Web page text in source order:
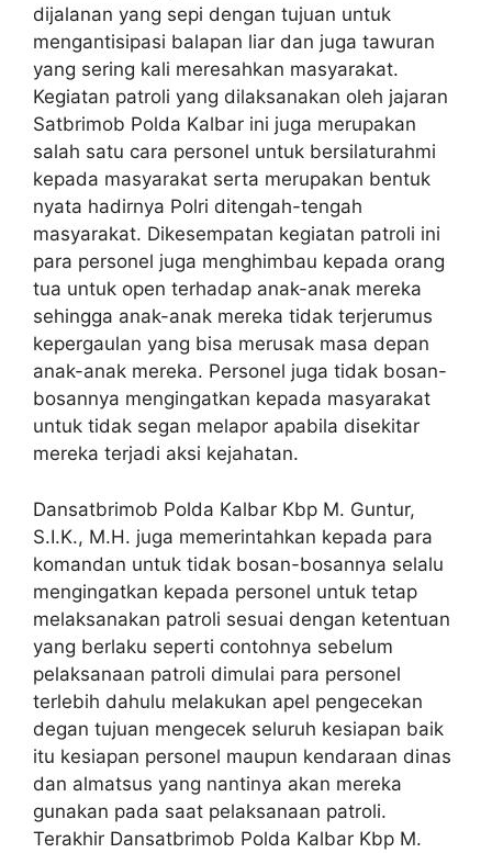
dijalanan yang sepi dengan tujuan untuk
mengantisipasi balapan liar dan juga tawuran
yang sering kali meresahkan masyarakat.
Kegiatan patroli yang dilaksanakan oleh jajaran
Satbrimob Polda Kalbar ini juga merupakan
salah satu cara personel untuk bersilaturahmi
kepada masyarakat serta merupakan bentuk
nyata hadirnya Polri ditengah-tengah
masyarakat. Dikesempatan kegiatan patroli ini
para personel juga menghimbau kepada orang
tua untuk open terhadap anak-anak mereka
sehingga anak-anak mereka tidak terjerumus
kepergaulan yang bisa merusak masa depan
anak-anak mereka. Personel juga tidak bosan-
bosannya mengingatkan kepada masyarakat
untuk tidak segan melapor apabila disekitar
mereka terjadi aksi kejahatan.
Dansatbrimob Polda Kalbar Kbp M. Guntur,
S.I.K., M.H. juga memerintahkan kepada para
komandan untuk tidak bosan-bosannya selalu
mengingatkan kepada personel untuk tetap
melaksanakan patroli sesuai dengan ketentuan
yang berlaku seperti contohnya sebelum
pelaksanaan patroli dimulai para personel
terlebih dahulu melakukan apel pengecekan
degan tujuan mengecek seluruh kesiapan baik
itu kesiapan personel maupun kendaraan dinas
dan almatsus yang nantinya akan mereka
gunakan pada saat pelaksanaan patroli.
Terakhir Dansatbrimob Polda Kalbar Kbp M.